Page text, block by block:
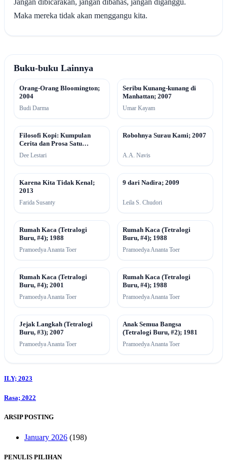
Maka mereka tidak akan menggangu kita.
Buku-buku Lainnya
Orang-Orang Bloomington;
2004
Budi Darma
Seribu Kunang-kunang di
Manhattan; 2007
Umar Kayam
Filosofi Kopi: Kumpulan
Cerita dan Prosa Satu
Dekade; 2012
Dee Lestari
Robohnya Surau Kami; 2007
A.A. Navis
Karena Kita Tidak Kenal;
2013
Farida Susanty
9 dari Nadira; 2009
Leila S. Chudori
Rumah Kaca (Tetralogi
Buru, #4); 1988
Pramoedya Ananta Toer
Rumah Kaca (Tetralogi
Buru, #4); 1988
Pramoedya Ananta Toer
Rumah Kaca (Tetralogi
Buru, #4); 2001
Pramoedya Ananta Toer
Rumah Kaca (Tetralogi
Buru, #4); 1988
Pramoedya Ananta Toer
Jejak Langkah (Tetralogi
Buru, #3); 2007
Pramoedya Ananta Toer
Anak Semua Bangsa
(Tetralogi Buru, #2); 1981
Pramoedya Ananta Toer
Post
navigation
ILY; 2023
Rasa; 2022
ARSIP POSTING
January 2026 (198)
PENULIS PILIHAN